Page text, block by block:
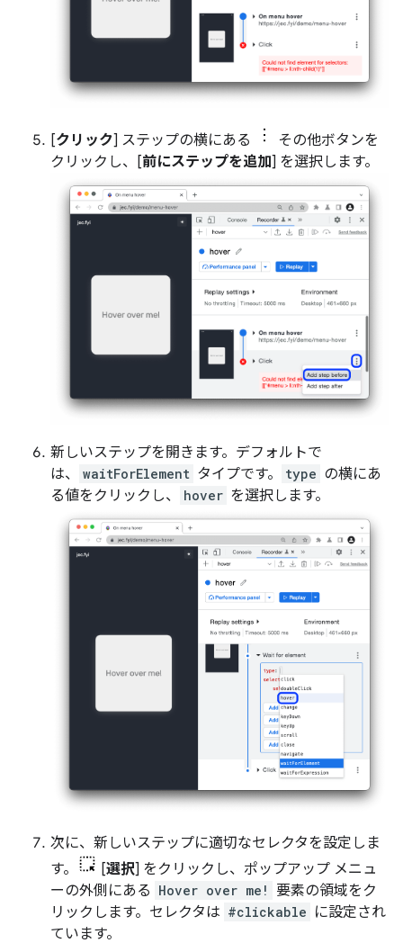
[クリック] ステップの横にある
その他ボタンを
クリックし、[前にステップを追加] を選択します。
新しいステップを開きます。デフォルトで
は、
waitForElement タイプです。 type の横にあ
る値をクリックし、
hover を選択します。
次に、新しいステップに適切なセレクタを設定しま
す。
[選択] をクリックし、ポップアップ メニュ
ーの外側にある Hover over me!
要素の領域をク
リックします。セレクタは #clickable に設定され
ています。